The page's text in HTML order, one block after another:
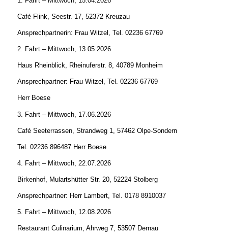
Café Flink, Seestr. 17, 52372 Kreuzau
Ansprechpartnerin: Frau Witzel, Tel. 02236 67769
2. Fahrt – Mittwoch, 13.05.2026
Haus Rheinblick, Rheinuferstr. 8, 40789 Monheim
Ansprechpartner: Frau Witzel, Tel. 02236 67769
Herr Boese
3. Fahrt – Mittwoch, 17.06.2026
Café Seeterrassen, Strandweg 1, 57462 Olpe-Sondern
Tel. 02236 896487 Herr Boese
4. Fahrt – Mittwoch, 22.07.2026
Birkenhof, Mulartshütter Str. 20, 52224 Stolberg
Ansprechpartner: Herr Lambert, Tel. 0178 8910037
5. Fahrt – Mittwoch, 12.08.2026
Restaurant Culinarium, Ahrweg 7, 53507 Dernau